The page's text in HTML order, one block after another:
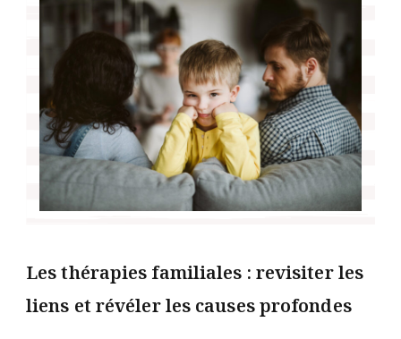
Les thérapies familiales : revisiter les
liens et révéler les causes profondes